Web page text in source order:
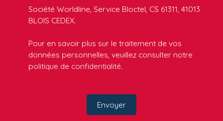
Société Worldline, Service Bloctel, CS 61311, 41013
BLOIS CEDEX.
Pour en savoir plus sur le traitement de vos
données personnelles, veuillez consulter notre
politique de confidentialité.
Envoyer